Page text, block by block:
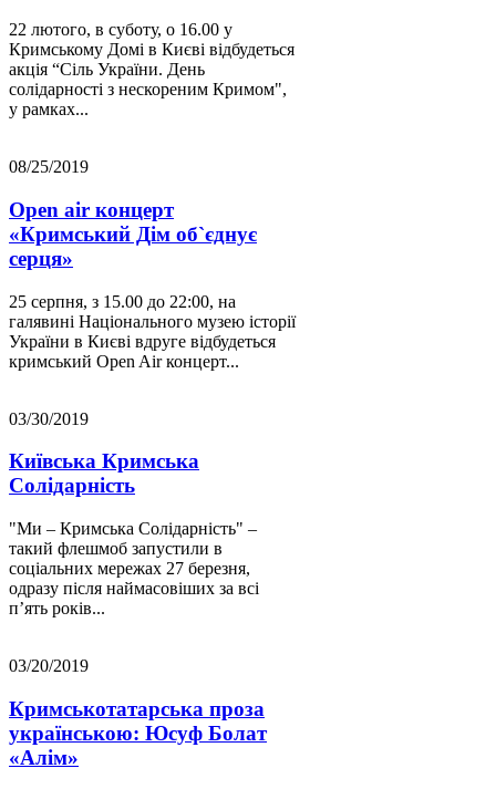
22 лютого, в суботу, о 16.00 у
Кримському Домі в Києві відбудеться
акція “Сіль України. День
солідарності з нескореним Кримом",
у рамках...
08/25/2019
Open air концерт
«Кримський Дім об`єднує
серця»
25 серпня, з 15.00 до 22:00, на
галявині Національного музею історії
України в Києві вдруге відбудеться
кримський Open Air концерт...
03/30/2019
Київська Кримська
Солідарність
"Ми – Кримська Солідарність" –
такий флешмоб запустили в
соціальних мережах 27 березня,
одразу після наймасовіших за всі
п’ять років...
03/20/2019
Кримськотатарська проза
українською: Юсуф Болат
«Алім»